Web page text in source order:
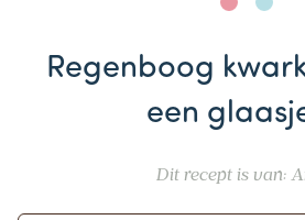
Regenboog
een
Dit recept is van: